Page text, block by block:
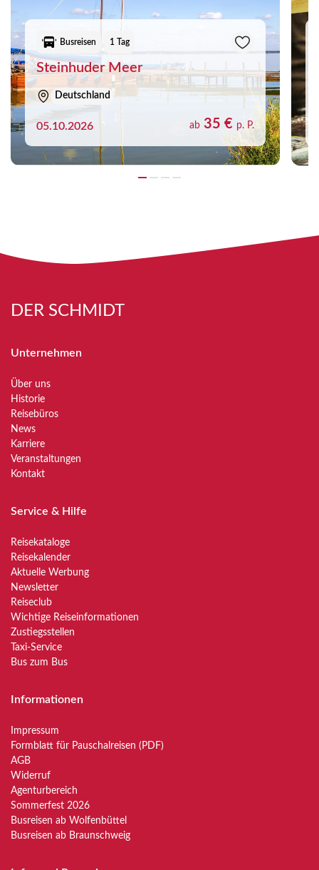
Busreisen 1 Tag
Steinhuder Meer
Deutschland
05.10.2026 ab 35 € p. P.
DER SCHMIDT
Unternehmen
Über uns
Historie
Reisebüros
News
Karriere
Veranstaltungen
Kontakt
Service & Hilfe
Reisekataloge
Reisekalender
Aktuelle Werbung
Newsletter
Reiseclub
Wichtige Reiseinformationen
Zustiegsstellen
Taxi-Service
Bus zum Bus
Informationen
Impressum
Formblatt für Pauschalreisen (PDF)
AGB
Widerruf
Agenturbereich
Sommerfest 2026
Busreisen ab Wolfenbüttel
Busreisen ab Braunschweig